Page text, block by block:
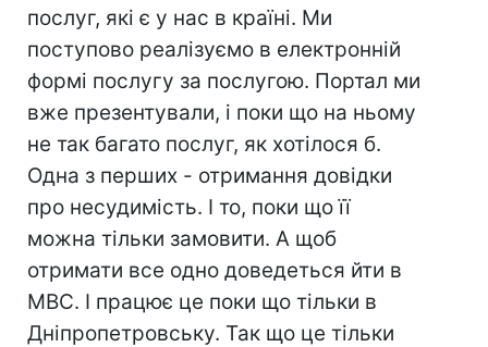
послуг, які є у нас в країні. Ми
поступово реалізуємо в електронній
формі послугу за послугою. Портал ми
вже презентували, і поки що на ньому
не так багато послуг, як хотілося б.
Одна з перших - отримання довідки
про несудимість. І то, поки що її
можна тільки замовити. А щоб
отримати все одно доведеться йти в
МВС. І працює це поки що тільки в
Дніпропетровську. Так що це тільки